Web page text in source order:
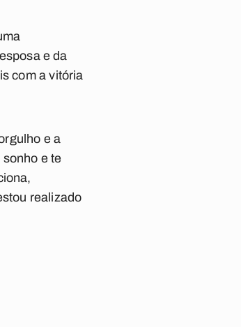
e da
com a vitória
e a
e te
realizado